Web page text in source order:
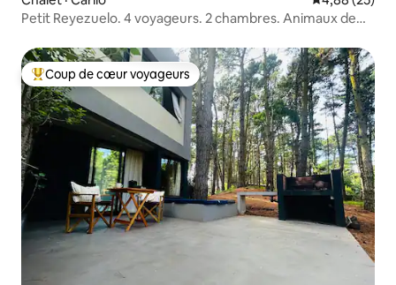
Petit Reyezuelo. 4 voyageurs. 2 chambres. Animaux de
Coup de cœur voyageurs parmi les plus aimés
Coup de cœur voyageurs